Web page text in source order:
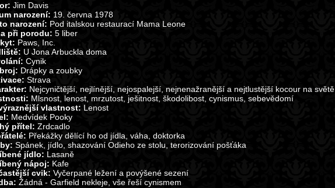
Jim Davis
narození: 19. června 1978
narození: Pod italskou restaurací Mama Leone
při porodu: 5 liber
Paws, Inc.
U Jona Arbuckla doma
Cynik
Drápky a zoubky
Strava
Nejcyničtější, nejlínější, nejospalejší, nejnenažranější a nejtlustější kocour na světě
Mlsnost, lenost, mrzutost, ješitnost, škodolibost, cynismus, sebevědomí
vlastnost: Lenost
Medvídek Pooky
přítel: Zrdcadlo
Překážky dělící ho od jídla, váha, doktorka
Spánek, jídlo, shazování Odieho ze stolu, terorizování pošťáka
jídlo: Lasaně
nápoj: Kafe
cvik: Vyčerpané ležení a povýšené sezení
Žádná - Garfield nekleje, vše řeší cynismem